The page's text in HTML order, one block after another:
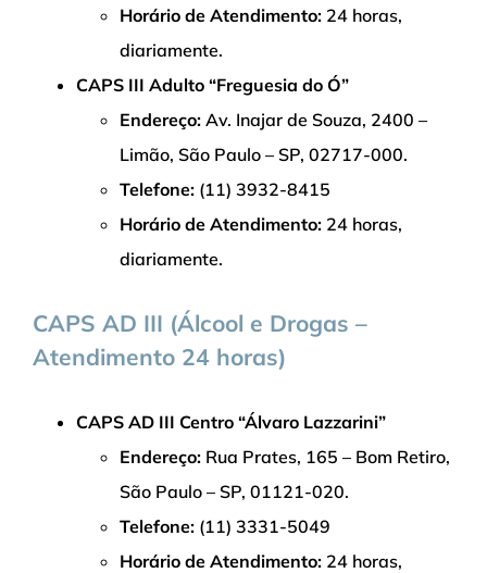
Horário de Atendimento: 24 horas,
diariamente.
CAPS III Adulto “Freguesia do Ó”
Endereço: Av. Inajar de Souza, 2400 –
Limão, São Paulo – SP, 02717-000.
Telefone: (11) 3932-8415
Horário de Atendimento: 24 horas,
diariamente.
CAPS AD III (Álcool e Drogas –
Atendimento 24 horas)
CAPS AD III Centro “Álvaro Lazzarini”
Endereço: Rua Prates, 165 – Bom Retiro,
São Paulo – SP, 01121-020.
Telefone: (11) 3331-5049
Horário de Atendimento: 24 horas,